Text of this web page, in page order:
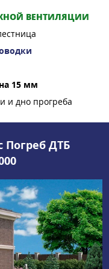
ВЕНТИЛЯЦИИ
15 мм
и дно прогреба
Погреб ДТБ